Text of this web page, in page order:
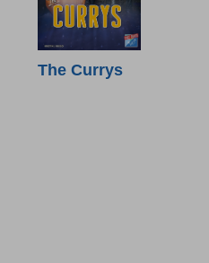
The Currys